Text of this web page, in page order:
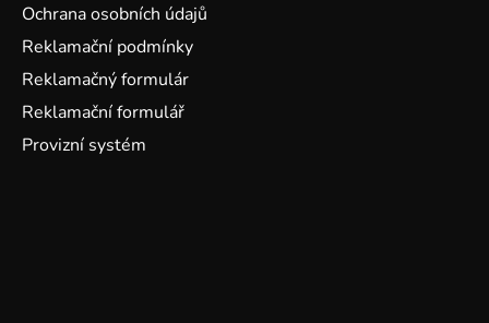
Ochrana osobních údajů
Reklamační podmínky
Reklamačný formulár
Reklamační formulář
Provizní systém